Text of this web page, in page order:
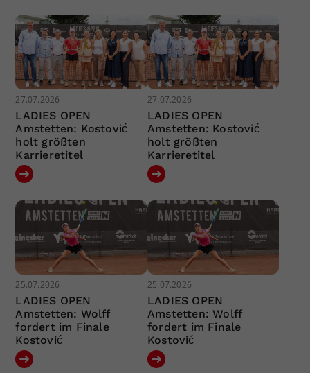
27.07.2026
LADIES OPEN
Amstetten: Kostović
holt größten
Karrieretitel
27.07.2026
LADIES OPEN
Amstetten: Kostović
holt größten
Karrieretitel
25.07.2026
LADIES OPEN
Amstetten: Wolff
fordert im Finale
Kostović
25.07.2026
LADIES OPEN
Amstetten: Wolff
fordert im Finale
Kostović